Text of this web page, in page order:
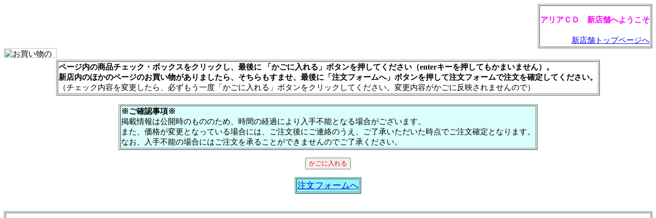
アリアＣＤ 新店舗へようこそ
新店舗トップページへ
ページ内の商品チェック・ボックスをクリックし、最後に 「かごに入れる」ボタンを押してください（enterキーを押してもかまいません）。
新店内のほかのページのお買い物がありましたら、そちらもすませ、最後に「注文フォームへ」ボタンを押して注文フォームで注文を確定してください。
（チェック内容を変更したら、必ずもう一度「かごに入れる」ボタンをクリックしてください。変更内容がかごに反映されませんので）
※ご確認事項※
掲載情報は公開時のもののため、時間の経過により入手不能となる場合がございます。
また、価格が変更となっている場合には、ご注文後にご連絡のうえ、ご了承いただいた時点でご注文確定となります。
なお、入手不能の場合にはご注文を承ることができませんのでご了承ください。
注文フォームへ